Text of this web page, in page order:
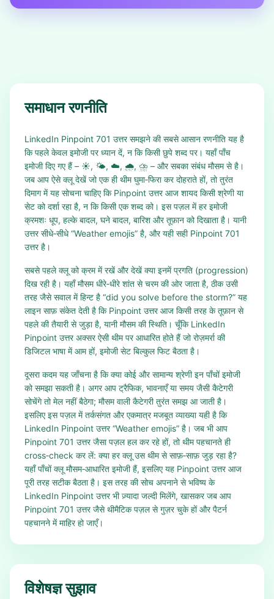
समाधान रणनीति
LinkedIn Pinpoint 701 उत्तर समझने की सबसे आसान रणनीति यह है
कि पहले केवल इमोजी पर ध्यान दें, न कि किसी छुपे शब्द पर। यहाँ पाँच
इमोजी दिए गए हैं – ☀️, 🌤️, ☁️, 🌧️, ⛈️ – और सबका संबंध मौसम से है।
जब आप ऐसे क्लू देखें जो एक ही थीम घुमा‑फिरा कर दोहराते हों, तो तुरंत
दिमाग में यह सोचना चाहिए कि Pinpoint उत्तर आज शायद किसी श्रेणी या
सेट को दर्शा रहा है, न कि किसी एक शब्द को। इस पज़ल में हर इमोजी
क्रमशः धूप, हल्के बादल, घने बादल, बारिश और तूफ़ान को दिखाता है। यानी
उत्तर सीधे‑सीधे “Weather emojis” है, और यही सही Pinpoint 701
उत्तर है।
सबसे पहले क्लू को क्रम में रखें और देखें क्या इनमें प्रगति (progression)
दिख रही है। यहाँ मौसम धीरे‑धीरे शांत से चरम की ओर जाता है, ठीक उसी
तरह जैसे सवाल में हिन्ट है “did you solve before the storm?” यह
लाइन साफ़ संकेत देती है कि Pinpoint उत्तर आज किसी तरह के तूफ़ान से
पहले की तैयारी से जुड़ा है, यानी मौसम की स्थिति। चूँकि LinkedIn
Pinpoint उत्तर अक्सर ऐसी थीम पर आधारित होते हैं जो रोज़मर्रा की
डिजिटल भाषा में आम हों, इमोजी सेट बिल्कुल फिट बैठता है।
दूसरा कदम यह जाँचना है कि क्या कोई और सामान्य श्रेणी इन पाँचों इमोजी
को समझा सकती है। अगर आप ट्रैफिक, भावनाएँ या समय जैसी कैटेगरी
सोचेंगे तो मेल नहीं बैठेगा; मौसम वाली कैटेगरी तुरंत समझ आ जाती है।
इसलिए इस पज़ल में तर्कसंगत और एकमात्र मजबूत व्याख्या यही है कि
LinkedIn Pinpoint उत्तर “Weather emojis” है। जब भी आप
Pinpoint 701 उत्तर जैसा पज़ल हल कर रहे हों, तो थीम पहचानते ही
cross‑check कर लें: क्या हर क्लू उस थीम से साफ़‑साफ़ जुड़ रहा है?
यहाँ पाँचों क्लू मौसम‑आधारित इमोजी हैं, इसलिए यह Pinpoint उत्तर आज
पूरी तरह सटीक बैठता है। इस तरह की सोच अपनाने से भविष्य के
LinkedIn Pinpoint उत्तर भी ज़्यादा जल्दी मिलेंगे, खासकर जब आप
Pinpoint 701 उत्तर जैसे थीमैटिक पज़ल से गुज़र चुके हों और पैटर्न
पहचानने में माहिर हो जाएँ।
विशेषज्ञ सुझाव